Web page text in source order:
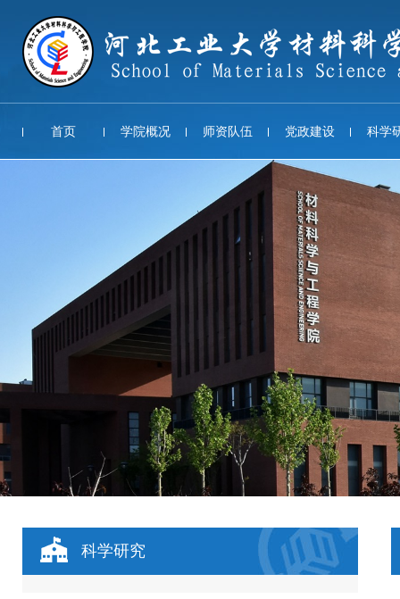
首页 学院概况 师资队伍 党政建设 科学
科学研究